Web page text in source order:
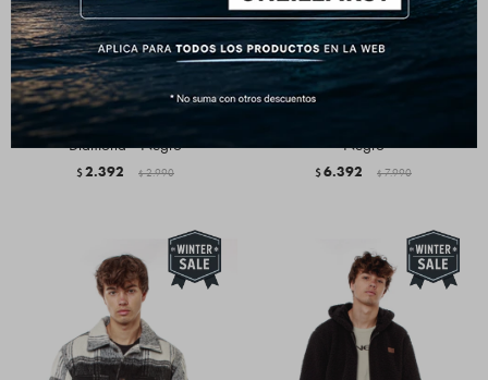
Chaleco O'Neill Blade
Diamond - Negro
$2.392 $ 2.990
Negro
$6.392 $ 7.990